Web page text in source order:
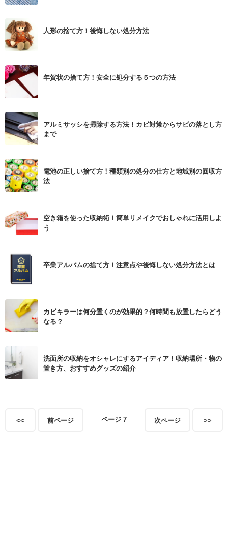
人形の捨て方！後悔しない処分方法
年賀状の捨て方！安全に処分する５つの方法
アルミサッシを掃除する方法！カビ対策からサビの落とし方
まで
電池の正しい捨て方！種類別の処分の仕方と地域別の回収方
法
空き箱を使った収納術！簡単リメイクでおしゃれに活用しよ
う
卒業アルバムの捨て方！注意点や後悔しない処分方法とは
カビキラーは何分置くのが効果的？何時間も放置したらどう
なる？
洗面所の収納をオシャレにするアイディア！収納場所・物の
置き方、おすすめグッズの紹介
ページ 7
<< 前ページ 次ページ >>